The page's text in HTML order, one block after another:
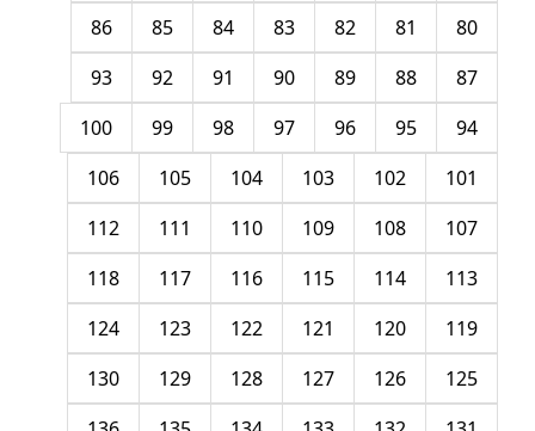
80
81
82
83
84
85
86
87
88
89
90
91
92
93
94
95
96
97
98
99
100
101
102
103
104
105
106
107
108
109
110
111
112
113
114
115
116
117
118
119
120
121
122
123
124
125
126
127
128
129
130